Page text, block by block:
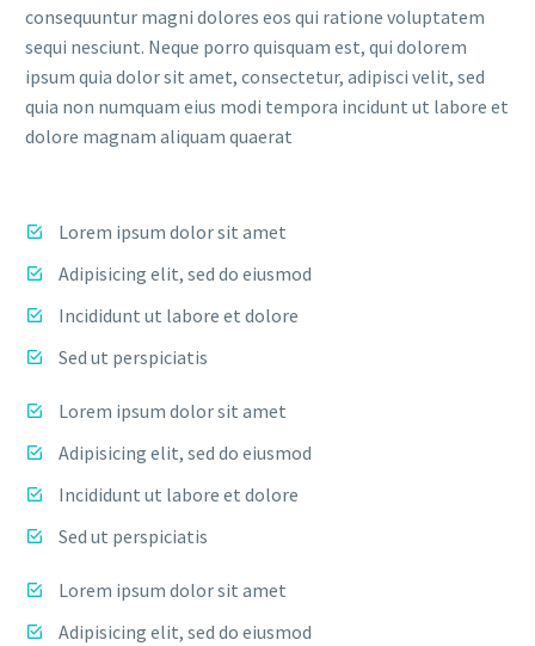
consequuntur magni dolores eos qui ratione voluptatem
sequi nesciunt. Neque porro quisquam est, qui dolorem
ipsum quia dolor sit amet, consectetur, adipisci velit, sed
quia non numquam eius modi tempora incidunt ut labore et
dolore magnam aliquam quaerat
Lorem ipsum dolor sit amet
Adipisicing elit, sed do eiusmod
Incididunt ut labore et dolore
Sed ut perspiciatis
Lorem ipsum dolor sit amet
Adipisicing elit, sed do eiusmod
Incididunt ut labore et dolore
Sed ut perspiciatis
Lorem ipsum dolor sit amet
Adipisicing elit, sed do eiusmod